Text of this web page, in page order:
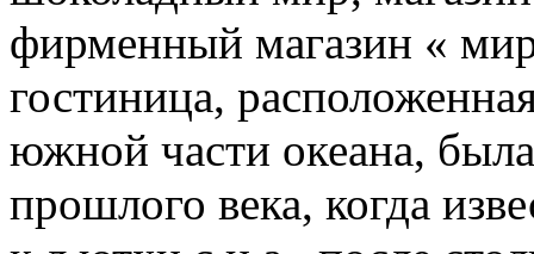
фирменный магазин «
гостиница,
южной части океана,
прошлого века, когда